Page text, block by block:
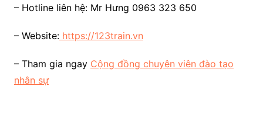
– Hotline liên hệ: Mr Hưng 0963 323 650
– Website:https://123train.vn
– Tham gia ngay Cộng đồng chuyên viên đào tạo
nhân sự